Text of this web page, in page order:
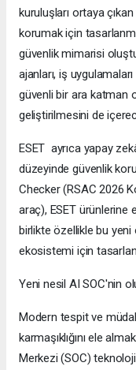
kuruluşları ortaya
korumak için
güvenlik mimarisi
ajanları, iş
güvenli bir ara katman
geliştirilmesini de
ESET ayrıca yapay
düzeyinde güvenlik
Checker (RSAC 2026
araç), ESET ürünlerine
birlikte özellikle bu
ekosistemi için
Yeni nesil AI SOC'nin
Modern tespit ve
karmaşıklığını ele
Merkezi (SOC)